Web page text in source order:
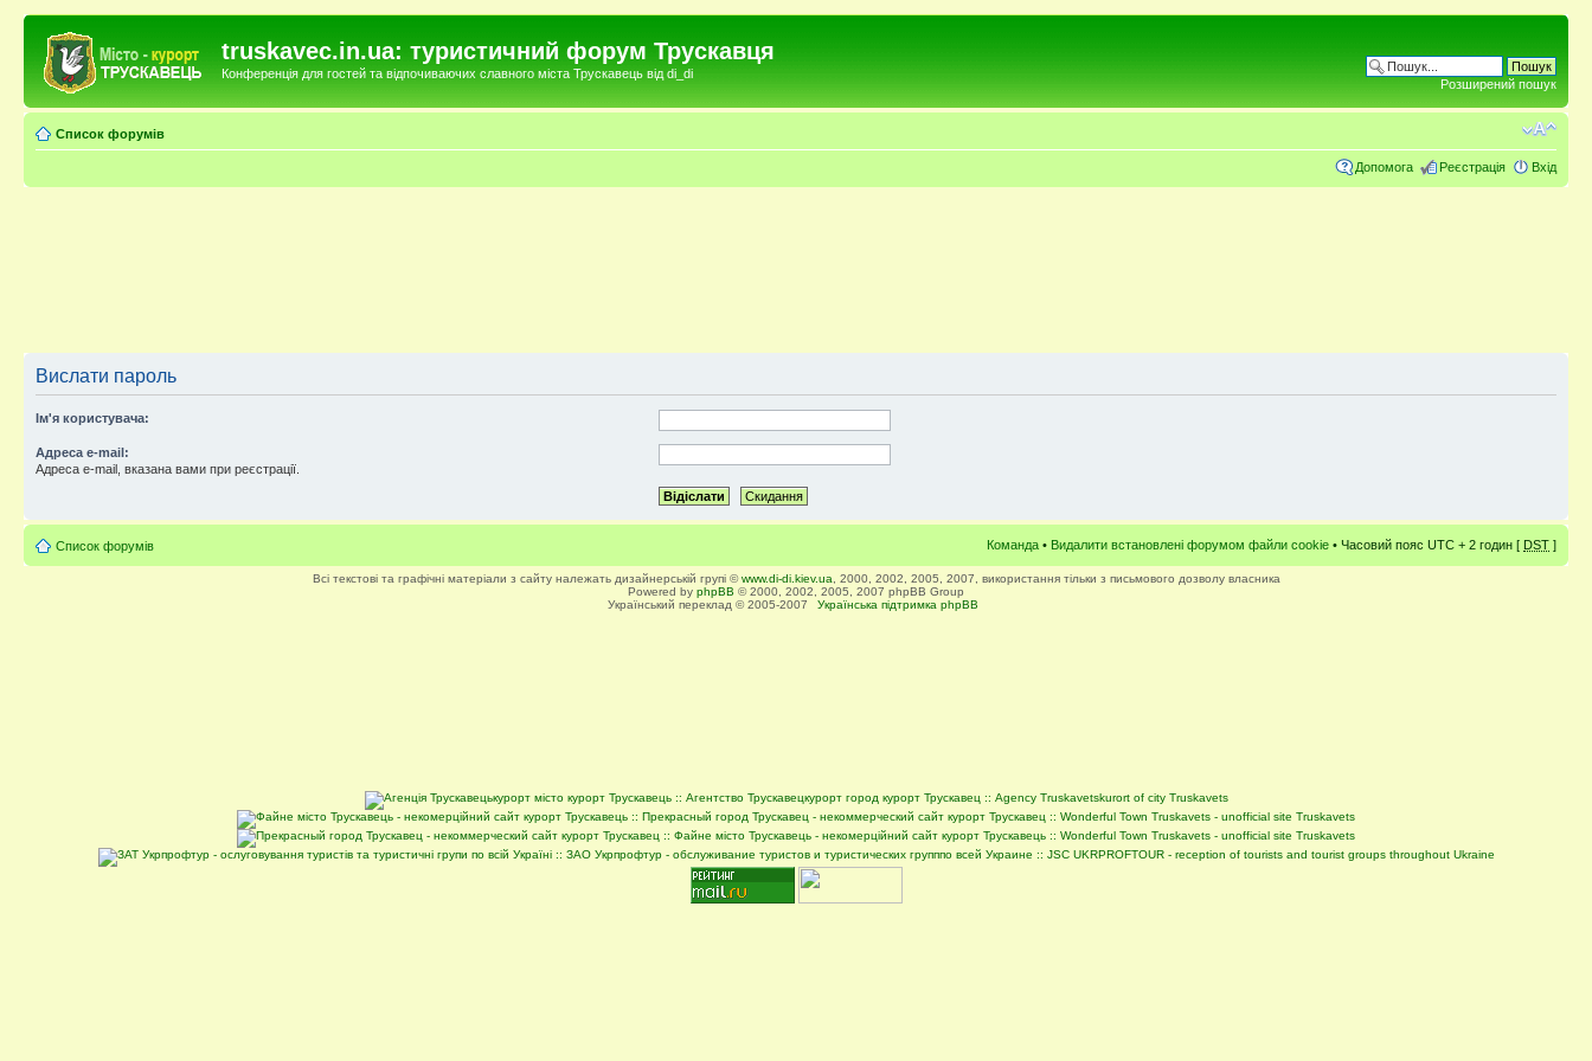
truskavec.in.ua: туристичний форум Трускавця
Конференція для гостей та відпочиваючих славного міста Трускавець від di_di
Розширений пошук
Список форумів
Допомога Реєстрація Вхід
Вислати пароль
Ім'я користувача:
Адреса e-mail:
Адреса e-mail, вказана вами при реєстрації.
Список форумів Команда • Видалити встановлені форумом файли cookie • Часовий пояс UTC + 2 годин [ DST ]
Всі текстові та графічні матеріали з сайту належать дизайнерській групі ©www.di-di.kiev.ua , 2000, 2002, 2005, 2007, використання тільки з письмового дозволу власника
Powered by phpBB © 2000, 2002, 2005, 2007 phpBB Group
Український переклад © 2005-2007
Українська підтримка phpBB